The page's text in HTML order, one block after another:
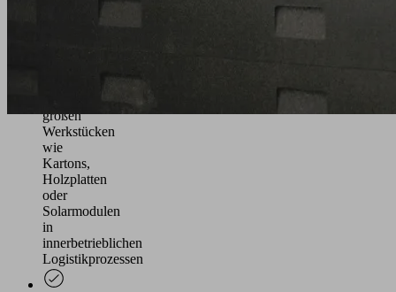
großen
Werkstücken
wie
Kartons,
Holzplatten
oder
Solarmodulen
in
innerbetrieblichen
Logistikprozessen